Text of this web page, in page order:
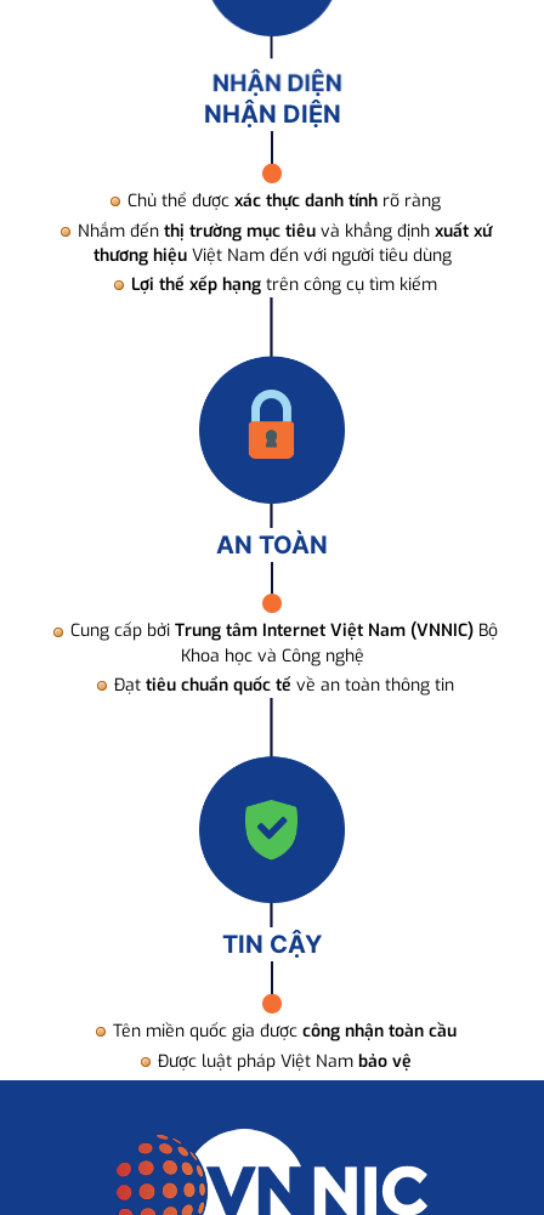
NHẬN DIỆN
Chủ thể được xác thực danh tính rõ ràng
Nhắm đến thị trường mục tiêuvà khẳng định xuất xứ
thương hiệuViệt Nam đến với người tiêu dùng
Lợi thế xếp hạng trên công cụ tìm kiếm
AN TOÀN
Cung cấp bởi Trung tâm Internet Việt Nam (VNNIC) Bộ
Khoa học và Công nghệ
Đạt tiêu chuẩn quốc tế về an toàn thông tin
TIN CẬY
Tên miền quốc gia được công nhận toàn cầu
Được luật pháp Việt Nam bảo vệ